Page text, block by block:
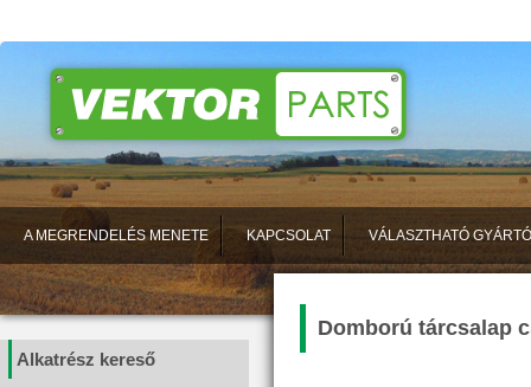
A MEGRENDELÉS MENETE KAPCSOLAT VÁLASZTHATÓ
Alkatrész kereső
Domború tárcsalap